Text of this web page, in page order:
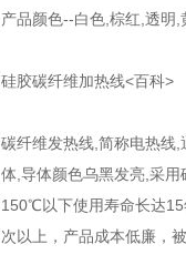
产品颜色--白色,棕红,透明
硅胶碳纤维加热线<百科>
碳纤维发热线,简称电热线
体,导体颜色乌黑发亮,采
150℃以下使用寿命长达
次以上，产品成本低廉，